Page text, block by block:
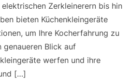
Zerkleinerern bis hin
bieten Küchenkleingeräte
um Ihre Kocherfahrung zu
genaueren Blick auf
werfen und ihre
[…]